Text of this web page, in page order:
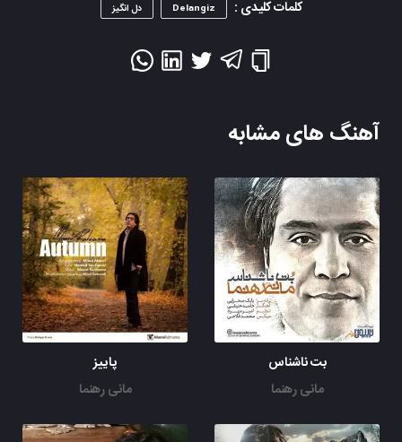
کلمات کلیدی : Delangiz دل انگیز
آهنگ های مشابه
بت ناشناس
مانی رهنما
پاییز
مانی رهنما